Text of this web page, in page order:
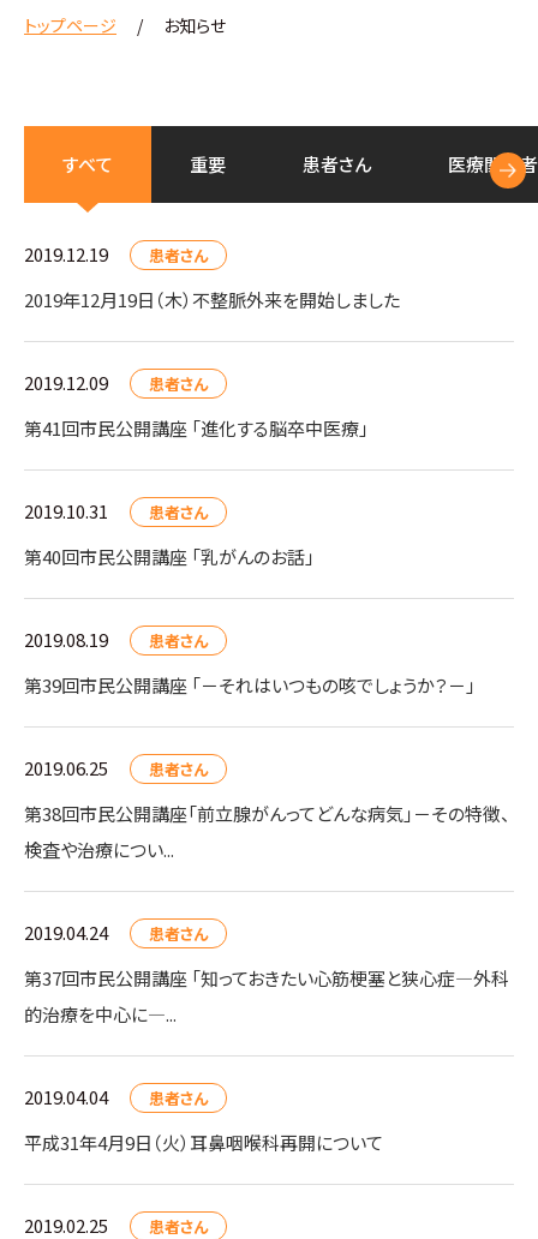
トップページ お知らせ
すべて 重要 患者さん 医療関係
2019.12.19 患者さん
2019年12月19日（木）不整脈外来を開始しました
2019.12.09 患者さん
第41回市民公開講座 「進化する脳卒中医療」
2019.10.31 患者さん
第40回市民公開講座 「乳がんのお話」
2019.08.19 患者さん
第39回市民公開講座 「－それはいつもの咳でしょうか？－」
2019.06.25 患者さん
第38回市民公開講座「前立腺がんってどんな病気」－その特徴、
検査や治療につい...
2019.04.24 患者さん
第37回市民公開講座 「知っておきたい心筋梗塞と狭心症―外科
的治療を中心に―...
2019.04.04 患者さん
平成31年4月9日（火）耳鼻咽喉科再開について
2019.02.25 患者さん